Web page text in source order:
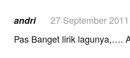
andri 27 September 2011
Pas Banget lirik